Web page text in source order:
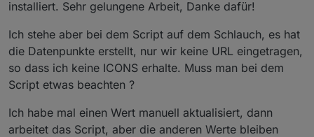
installiert. Sehr gelungene Arbeit, Danke dafür!
Ich stehe aber bei dem Script auf dem Schlauch, es hat
die Datenpunkte erstellt, nur wir keine URL eingetragen,
so dass ich keine ICONS erhalte. Muss man bei dem
Script etwas beachten ?
Ich habe mal einen Wert manuell aktualisiert, dann
arbeitet das Script, aber die anderen Werte bleiben